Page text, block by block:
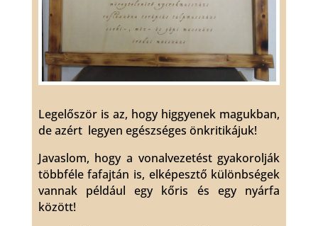
Legelőször is az, hogy higgyenek magukban,
de azért legyen egészséges önkritikájuk!
Javaslom, hogy a vonalvezetést gyakorolják
többféle fafajtán is, elképesztő különbségek
vannak például egy kőris és egy nyárfa
között!